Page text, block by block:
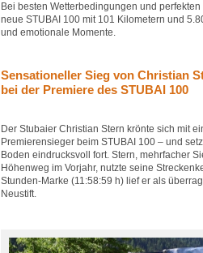
Bei besten Wetterbedingungen und
neue STUBAI 100 mit 101 Kilometern und
und emotionale Momente.
Sensationeller Sieg von Christian
bei der Premiere des STUBAI 100
Der Stubaier Christian Stern krönte sich mit
Premierensieger beim STUBAI 100 – und
Boden eindrucksvoll fort. Stern, mehrfacher
Höhenweg im Vorjahr, nutzte seine
Stunden-Marke (11:58:59 h) lief er als
Neustift.